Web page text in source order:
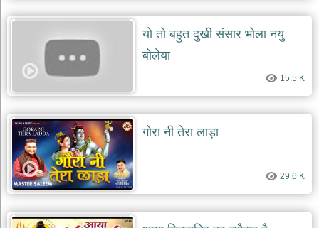
यो तो बहुत दुखी संसार भोला नयु
बोलेया
15.5 K
गोरा नी तेरा लाड़ा
29.6 K